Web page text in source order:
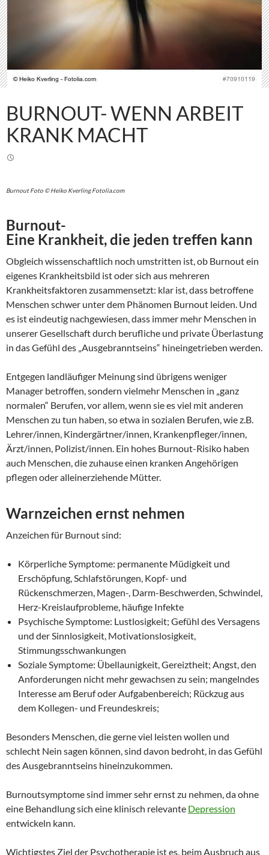
BURNOUT- WENN ARBEIT
KRANK MACHT
Burnout Foto © Heiko Kverling Fotolia.com
Burnout-
Eine Krankheit, die jeden treffen kann
Obgleich wissenschaftlich noch umstritten ist, ob Burnout ein
eigenes Krankheitsbild ist oder sich aus mehreren
Krankheitsfaktoren zusammensetzt: klar ist, dass betroffene
Menschen schwer unter dem Phänomen Burnout leiden. Und
es ist eindeutig nachgewiesen, dass immer mehr Menschen in
unserer Gesellschaft durch berufliche und private Überlastung
in das Gefühl des „Ausgebranntseins“ hineingetrieben werden.
Entgegen landläufiger Meinung sind übrigens weniger
Manager betroffen, sondern vielmehr Menschen in „ganz
normalen“ Berufen, vor allem, wenn sie es viel mit anderen
Menschen zu tun haben, so etwa in sozialen Berufen, wie z.B.
Lehrer/innen, Kindergärtner/innen, Krankenpfleger/innen,
Ärzt/innen, Polizist/innen. Ein hohes Burnout-Risiko haben
auch Menschen, die zuhause einen kranken Angehörigen
pflegen oder alleinerziehende Mütter.
Warnzeichen ernst nehmen
Anzeichen für Burnout sind:
Körperliche Symptome: permanente Müdigkeit und
Erschöpfung, Schlafstörungen, Kopf- und
Rückenschmerzen, Magen-, Darm-Beschwerden, Schwindel,
Herz-Kreislaufprobleme, häufige Infekte
Psychische Symptome: Lustlosigkeit; Gefühl des Versagens
und der Sinnlosigkeit, Motivationslosigkeit,
Stimmungsschwankungen
Soziale Symptome: Übellaunigkeit, Gereiztheit; Angst, den
Anforderungen nicht mehr gewachsen zu sein; mangelndes
Interesse am Beruf oder Aufgabenbereich; Rückzug aus
dem Kollegen- und Freundeskreis;
Besonders Menschen, die gerne viel leisten wollen und
schlecht Nein sagen können, sind davon bedroht, in das Gefühl
des Ausgebranntseins hineinzukommen.
Burnoutsymptome sind immer sehr ernst zu nehmen, da ohne
eine Behandlung sich eine klinisch relevante Depression
entwickeln kann.
Wichtigstes Ziel der Psychotherapie ist es, beim Ausbruch aus